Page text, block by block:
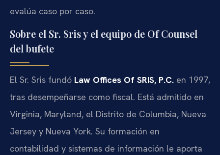
evalúa caso por caso.
Sobre el Sr. Sris y el equipo de Of Counsel
del bufete
El Sr. Sris fundó Law Offices Of SRIS, P.C. en 1997,
tras desempeñarse como fiscal. Está admitido en
Virginia, Maryland, el Distrito de Columbia, Nueva
Jersey y Nueva York. Su formación en
contabilidad y sistemas de información le aporta